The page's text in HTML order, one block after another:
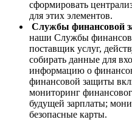
сформировать
для этих элементов.
Службы финансовой
наши Службы
поставщик услуг,
собирать данные для
информацию о
финансовой защиты
мониторинг
будущей зарплаты;
безопасные карты.